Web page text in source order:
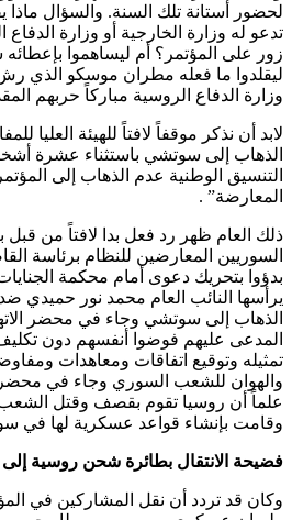
لحضور أستانة تلك السنة. والسؤال
تدعو له وزارة الخارجية أو وزارة
زور على المؤتمر؟ أم ليساهموا بإعطائه
ليقلدوا ما فعله مطران موسكو الذي
وزارة الدفاع الروسية مباركاً حربهم
لابد أن نذكر موقفاً لافتاً للهيئة العليا
الذهاب إلى سوتشي باستثناء عشرة
التنسيق الوطنية عدم الذهاب إلى
المعارضة” .
ذلك العام ظهر رد فعل بدا لافتاً من قبل
السوريين المعارضين للنظام برئاسة
بدؤوا بتحريك دعوى أمام محكمة
يرأسها النائب العام محمد نور حميدي
الذهاب إلى سوتشي وجاء في محضر
المدعى عليهم فوضوا أنفسهم دون
تمثيله وتوقيع اتفاقات ومعاهدات
والهوان للشعب السوري وجاء في محضر
وقامت بإنشاء قواعد عسكرية لها في
فضيحة الانتقال بطائرة شحن روسية
وكان قد تردد أن نقل المشاركين في